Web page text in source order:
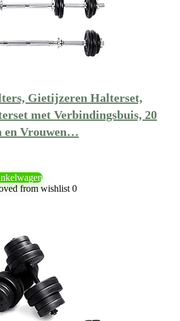
Gietijzeren Halterset,
met Verbindingsbuis, 20
en Vrouwen…
from wishlist 0